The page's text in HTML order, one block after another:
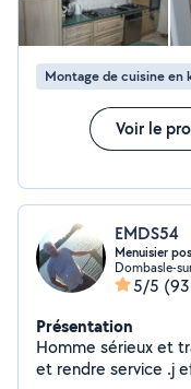
Montage de cuisine en
Voir le
EMDS54
Menuisier
5/5
Présentation
Homme sérieux et
et rendre service .j